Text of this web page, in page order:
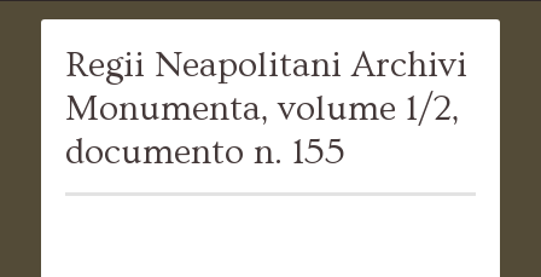
Regii Neapolitani Archivi
Monumenta, volume 1/2,
documento n. 155